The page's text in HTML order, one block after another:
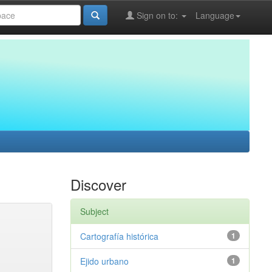
Language
Sign on to:
Discover
Subject
1
Cartografía histórica
1
Ejido urbano